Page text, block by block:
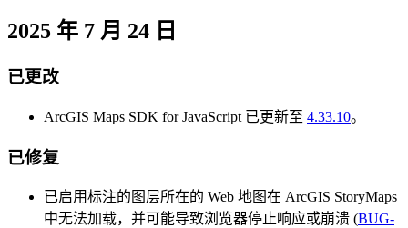
2025 年 7 月 24 日
已更改
ArcGIS Maps SDK for JavaScript 已更新至 4.33.10。
已修复
已启用标注的图层所在的 Web 地图在 ArcGIS StoryMaps
中无法加载，并可能导致浏览器停止响应或崩溃 (BUG-